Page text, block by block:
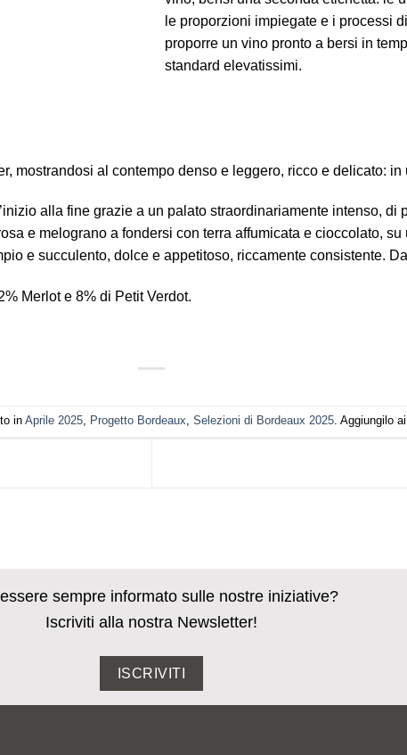
le proporzioni impiegate e i processi
proporre un vino pronto a bersi in
standard elevatissimi.
mostrandosi al contempo denso e leggero, ricco e delicato: in
alla fine grazie a un palato straordinariamente intenso, di
e melograno a fondersi con terra affumicata e cioccolato,
e succulento, dolce e appetitoso, riccamente consistente.
Merlot e 8% di Petit Verdot.
inAprile 2025, Progetto Bordeaux, Selezioni di Bordeaux 2025. Aggiungilo ai
sempre informato sulle nostre iniziative?
Iscriviti alla nostra Newsletter!
ISCRIVITI